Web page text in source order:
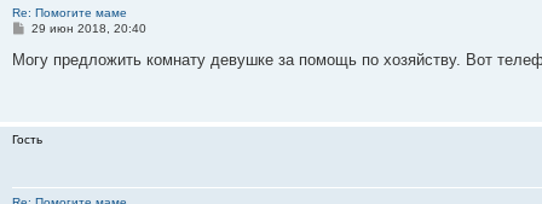
Re: Помогите маме
С
о
и
е
29 июн 2018, 20:40
Могу предложить комнату девушке за помощь по хозяйству. Вот
Гость